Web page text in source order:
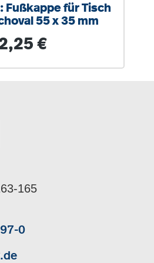
Fußkappe für Tisch
55 x 35 mm
Preis:
€
165
0